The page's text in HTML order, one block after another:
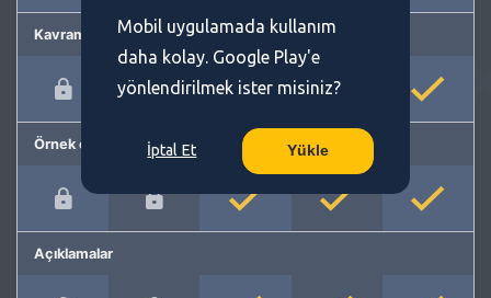
Kavram önerme
Örnek cümleler
Açıklamalar
Mobil uygulamada kullanım
daha kolay. Google Play'e
yönlendirilmek ister misiniz?
İptal Et Yükle